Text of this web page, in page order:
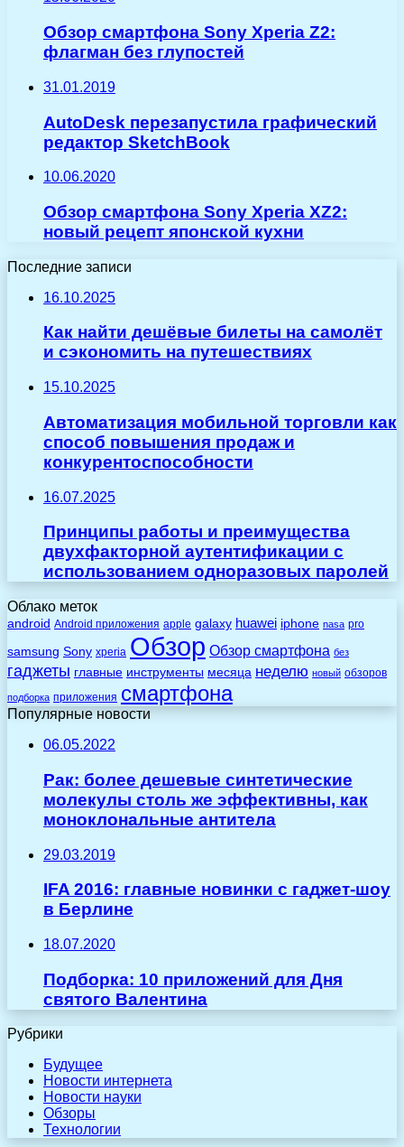
Обзор смартфона Sony Xperia Z2:
флагман без глупостей
31.01.2019
AutoDesk перезапустила графический
редактор SketchBook
10.06.2020
Обзор смартфона Sony Xperia XZ2:
новый рецепт японской кухни
Последние записи
16.10.2025
Как найти дешёвые билеты на самолёт
и сэкономить на путешествиях
15.10.2025
Автоматизация мобильной торговли как
способ повышения продаж и
конкурентоспособности
16.07.2025
Принципы работы и преимущества
двухфакторной аутентификации с
использованием одноразовых паролей
Облако меток
android Android приложения apple galaxy huawei iphone nasa pro
samsung Sony xperia Обзор Обзор смартфона без
гаджеты главные инструменты месяца неделю новый обзоров
подборка приложения смартфона
Популярные новости
06.05.2022
Рак: более дешевые синтетические
молекулы столь же эффективны, как
моноклональные антитела
29.03.2019
IFA 2016: главные новинки с гаджет-шоу
в Берлине
18.07.2020
Подборка: 10 приложений для Дня
святого Валентина
Рубрики
Будущее
Новости интернета
Новости науки
Обзоры
Технологии